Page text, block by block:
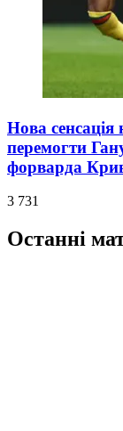
Нова
перемогти
форварда
3 731
Останні